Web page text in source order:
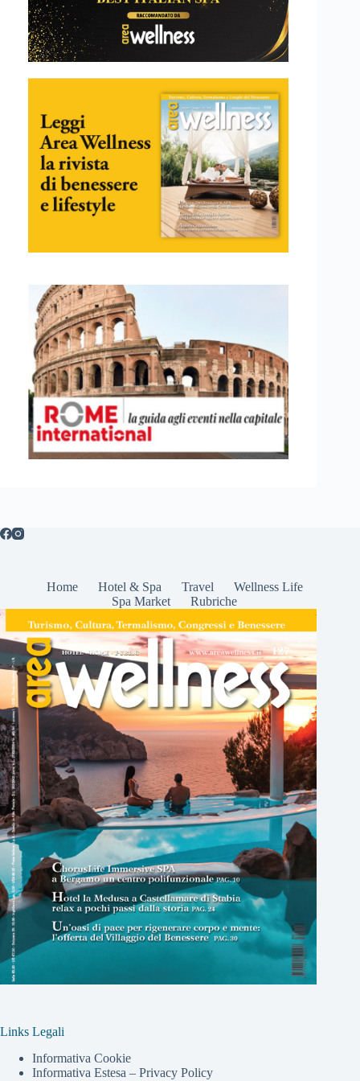
Home Hotel & Spa Travel
Wellness Life
Spa Market
Rubriche
Links Legali
Informativa Cookie
Informativa Estesa – Privacy Policy